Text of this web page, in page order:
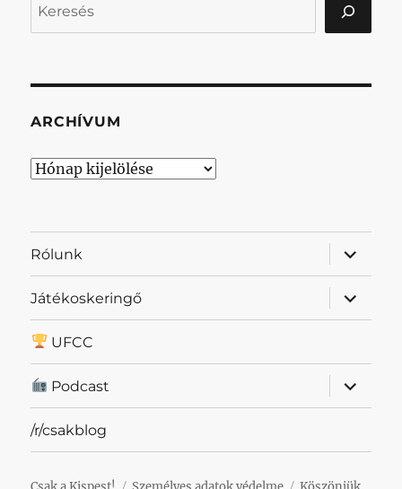
ARCHÍVUM
Archívum
Rólunk
almenü
Játékoskeringő
almenü
UFCC
Podcast
almenü
/r/csakblog